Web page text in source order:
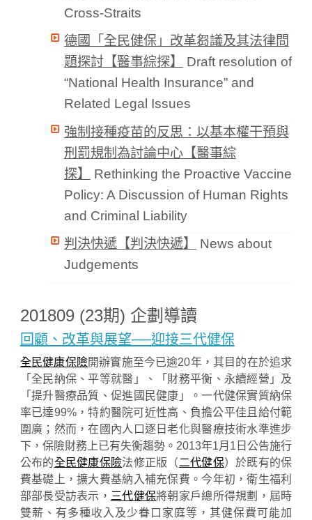
Cross-Straits
德國「全民健保」改革芻議及其法律問
題探討【醫事綜探】
Draft resolution of
“National Health Insurance” and
Related Legal Issues
強制接種疫苗的反思：以基本權干預與
刑罰規制為討論中心【醫事綜
探】
Rethinking the Proactive Vaccine
Policy: A Discussion of Human Rights
and Criminal Liability
判決快遞【判決快遞】
News about
Judgements
201809 (23期) 企劃導讀
回顧、改革與展望──迎接三代健保
全民健康保險開辦實施至今已逾20年，其目的在於追求
「全民納保、平等就醫」、「財務平衡、永續經營」及
「提升醫療品質、促進國民健康」。一代健保實質納保
率已達99%，特約醫院可近性高、負擔公平佳且給付範
圍廣；然而，在國內人口逐日老化與醫療技術水準進步
下，保險財務上已有失衡趨勢。2013年1月1日公告施行
公布的全民健康保險法修正版（二代健保）於既有的保
費基礎上，擴大費基納入補充保費。今年初，衛生福利
部部長受訪表示， 三代健保將朝家戶總所得規劃，屆時
雙薪、有多種收入及少眷口家庭等，其健保費可能加